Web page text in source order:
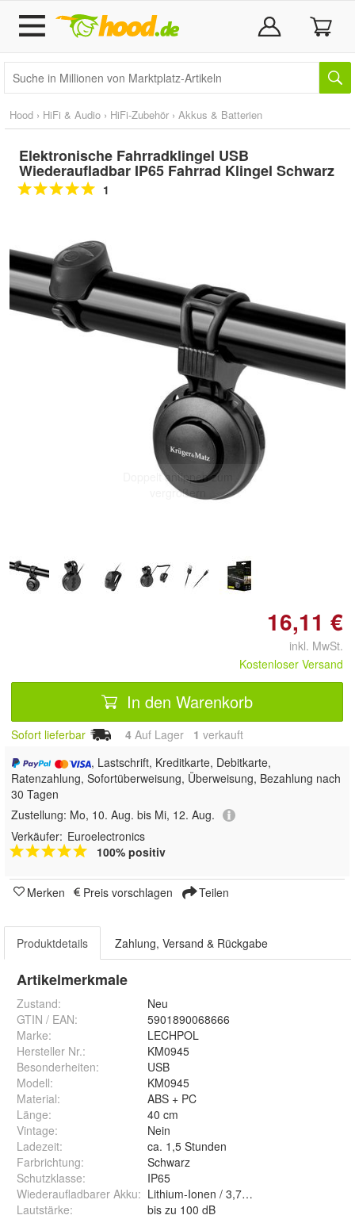
Hood › HiFi & Audio › HiFi-Zubehör › Akkus & Batterien
Elektronische Fahrradklingel USB
Wiederaufladbar IP65 Fahrrad Klingel Schwarz
1
Doppelt antippen zum
vergrößern
16,11 €
inkl. MwSt.
Kostenloser Versand
In den Warenkorb
Sofort lieferbar 4 Auf Lager 1 verkauft
, Lastschrift, Kreditkarte, Debitkarte,
Ratenzahlung, Sofortüberweisung, Überweisung, Bezahlung nach
30 Tagen
Zustellung: Mo, 10. Aug. bis Mi, 12. Aug.
Verkäufer: Euroelectronics
100% positiv
Merken Preis vorschlagen Teilen
Produktdetails Zahlung, Versand & Rückgabe
Artikelmerkmale
Zustand:
Neu
GTIN / EAN:
5901890068666
Marke:
LECHPOL
Hersteller Nr.:
KM0945
Besonderheiten:
USB
Modell:
KM0945
Material:
ABS + PC
Länge:
40 cm
Vintage:
Nein
Ladezeit:
ca. 1,5 Stunden
Farbrichtung:
Schwarz
Schutzklasse:
IP65
Wiederaufladbarer Akku: Lithium-Ionen / 3,7 V / 280 mAh
Lautstärke: bis zu 100 dB